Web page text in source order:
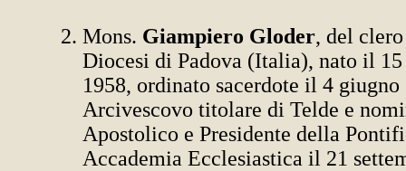
Mons. Giampiero Gloder, del
Diocesi di Padova (Italia), nato il
1958, ordinato sacerdote il 4
Arcivescovo titolare di Telde e
Apostolico e Presidente della
Accademia Ecclesiastica il 21